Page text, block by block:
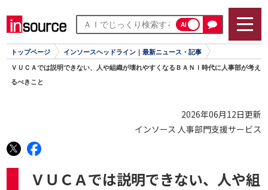
AI
トップページ インソースヘッドライン｜最新ニュース・記事
ＶＵＣＡでは説明できない、人や組織が壊れやすくなるＢＡＮＩ時代に人事部が考え
るべきこと
2026年06月12日更新
インソース 人事部門支援サービス
ＶＵＣＡでは説明できない、人や組